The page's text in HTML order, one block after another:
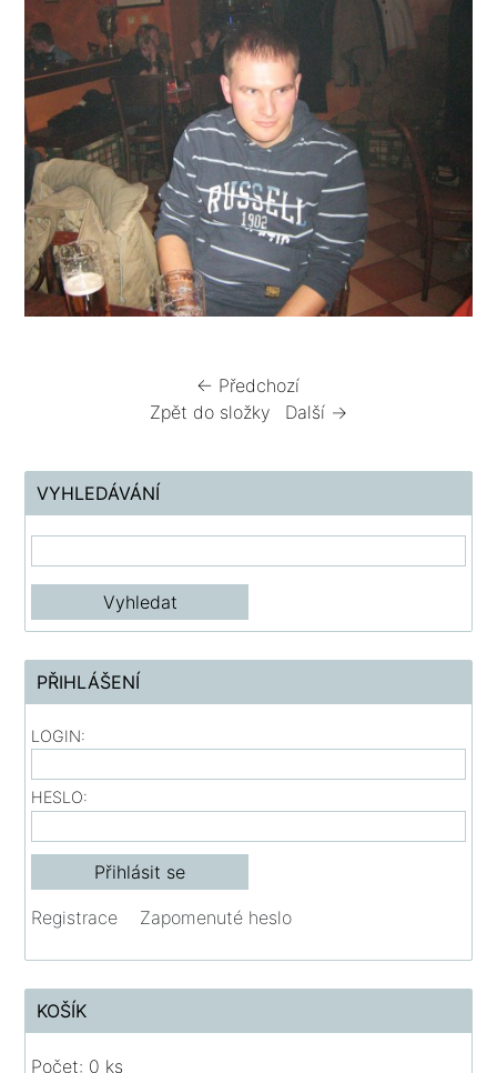
← Předchozí
Zpět do složky
Další →
VYHLEDÁVÁNÍ
PŘIHLÁŠENÍ
LOGIN:
HESLO:
Registrace Zapomenuté heslo
KOŠÍK
Počet: 0 ks